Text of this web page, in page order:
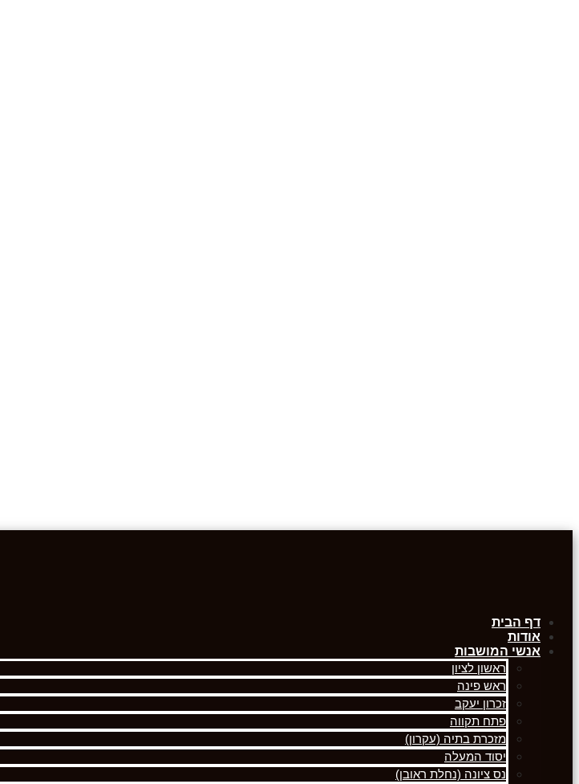
דף הבית
אודות
אנשי המושבות
ראשון לציון
ראש פינה
זכרון יעקב
פתח תקווה
מזכרת בתיה (עקרון)
יסוד המעלה
נס ציונה (נחלת ראובן)